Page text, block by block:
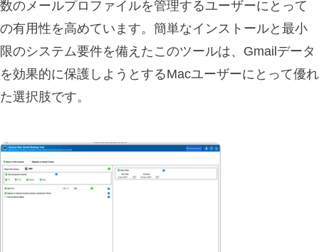
数のメールプロファイルを管理するユーザーにとって
の有用性を高めています。簡単なインストールと最小
限のシステム要件を備えたこのツールは、Gmailデータ
を効果的に保護しようとするMacユーザーにとって優れ
た選択肢です。